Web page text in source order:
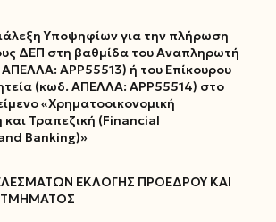
Υποψηφίων για την πλήρωση
ΔΕΠ στη βαθμίδα του Αναπληρωτή
ΑΡΡ55513) ή του Επίκουρου
(κωδ. ΑΠΕΛΛΑ: ΑΡΡ55514) στο
«Χρηματοοικονομική
Τραπεζική (Financial
Banking)»
ΕΚΛΟΓΗΣ ΠΡΟΕΔΡΟΥ ΚΑΙ
ΤΜΗΜΑΤΟΣ